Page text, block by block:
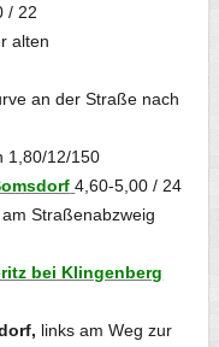
/ 22
alten
an der Straße nach
1,80/12/150
4,60-5,00 / 24
, am Straßenabzweig
bei Klingenberg
links am Weg zur